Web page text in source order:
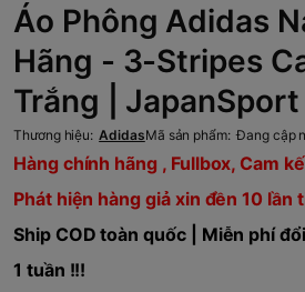
Áo Phông Adidas
Hãng - 3-Stripes
Trắng |
Thương hiệu: AdidasMã sản phẩm: Đang cập
Hàng chính hãng , Fullbox, Cam
Phát hiện hàng giả xin đền 10 lần
Ship COD toàn quốc | Miễn phí
1 tuần !!!